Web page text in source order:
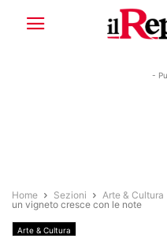
-
Home Sezioni Arte & Cultura
un vigneto cresce con le note
Arte & Cultura